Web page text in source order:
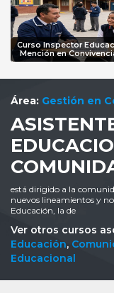
Curso Inspector
Mención en
Área: Gestión en
está dirigido a la
nuevos lineamientos y
Educación, la de
Ver otros cursos
Educación,
Educacional